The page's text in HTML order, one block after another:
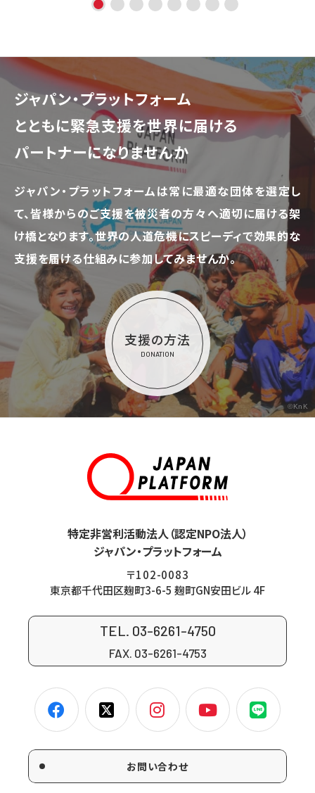
ジャパン・プラットフォーム
とともに緊急支援を世界に届ける
パートナーになりませんか
ジャパン・プラットフォームは常に最適な団体を選定し
て、皆様からのご支援を被災者の方々へ適切に届ける架
け橋となります。世界の人道危機にスピーディで効果的な
支援を届ける仕組みに参加してみませんか。
支援の方法
DONATION
©KnK
特定非営利活動法人（認定NPO法人）
ジャパン・プラットフォーム
〒102-0083
東京都千代田区麹町3-6-5 麹町GN安田ビル 4F
TEL. 03-6261-4750
FAX. 03-6261-4753
お問い合わせ